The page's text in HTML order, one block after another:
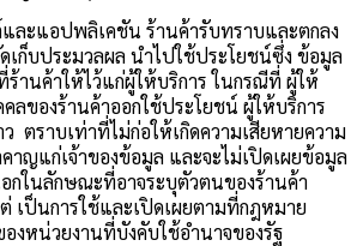
และแอปพลิเคชัน ร้านค้ารับทราบและตกลง
เก็บประมวลผล นำไปใช้ประโยชน์ซึ่ง ข้อมูล
านค้าให้ไว้แก่ผู้ให้บริการ ในกรณีที่ ผู้ให้
ลของร้านค้าออกใช้ประโยชน์ ผู้ให้บริการ
ตราบเท่าที่ไม่ก่อให้เกิดความเสียหายความ
าญแก่เจ้าของข้อมูล และจะไม่เปิดเผยข้อมูล
กในลักษณะที่อาจระบุตัวตนของร้านค้า
เป็นการใช้และเปิดเผยตามที่กฎหมาย
งหน่วยงานที่บังคับใช้อำนาจของรัฐ